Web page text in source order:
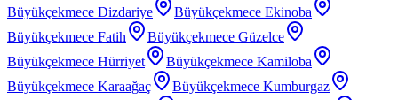
Büyükçekmece Dizdariye
Büyükçekmece Ekinoba
Büyükçekmece Fatih
Büyükçekmece Güzelce
Büyükçekmece Hürriyet
Büyükçekmece Kamiloba
Büyükçekmece Karaağaç
Büyükçekmece Kumburgaz